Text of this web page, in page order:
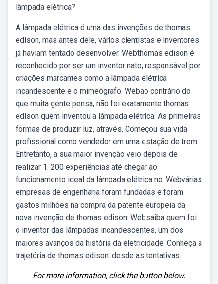
lâmpada elétrica?
A lâmpada elétrica é uma das invenções de thomas
edison, mas antes dele, vários cientistas e inventores
já haviam tentado desenvolver. Webthomas edison é
reconhecido por ser um inventor nato, responsável por
criações marcantes como a lâmpada elétrica
incandescente e o mimeógrafo. Webao contrário do
que muita gente pensa, não foi exatamente thomas
edison quem inventou a lâmpada elétrica. As primeiras
formas de produzir luz, através. Começou sua vida
profissional como vendedor em uma estação de trem.
Entretanto, a sua maior invenção veio depois de
realizar 1. 200 experiências até chegar ao
funcionamento ideal da lâmpada elétrica no. Webvárias
empresas de engenharia foram fundadas e foram
gastos milhões na compra da patente europeia da
nova invenção de thomas edison: Websaiba quem foi
o inventor das lâmpadas incandescentes, um dos
maiores avanços da história da eletricidade. Conheça a
trajetória de thomas edison, desde as tentativas.
For more information, click the button below.